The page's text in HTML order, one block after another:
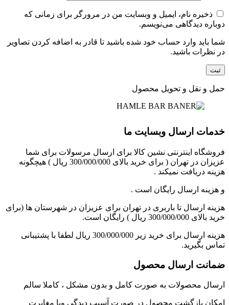
ذخیره نام، ایمیل و وبسایت من در مرورگر برای زمانی که
دوباره دیدگاهی می‌نویسم.
شما باید وارد حساب خود شده باشید تا قادر به اضافه کردن تصاویر
در نظرات باشید.
حمل و نقل و تحویل محصول
خدمات ارسال وبسایت ما
فروشگاه اینترنتی نشین کالا برای ارسال مرسولات برای شما
عزیزان در تهران ( برای خرید بالای 300/000/000 ریال ) هیچگونه
هزینه دریافت نمیکند .
و هزینه ارسال رایگان است .
هزینه ارسال تا باربری در تهران برای عزیزان در شهرستان ها (برای
خرید بالای 300/000/000 ریال ) رایگان است.
هزینه ارسال برای خرید زیر 300/000/000 ریال لطفا با پشتیبانی
تماس بگیرید.
ضمانت ارسال محصول
ارسال محصولات به صورت کامل و بدون مشکل ، کاملا سالم
امکان بازگشت محصول در صورت آسیب دیدگی ویا مغایرت